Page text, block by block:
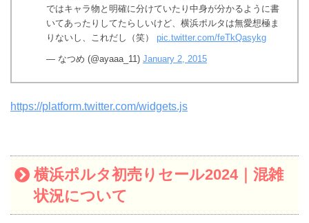
ではキャラ物と明確に分けていたり中身が分かるように書
いてあったりしてたらしいけど、横浜ポルタは無愛想極ま
りないし、これだし（笑） pic.twitter.com/feTkQasykg
— なつめ (@ayaaa_11) January 2, 2015
https://platform.twitter.com/widgets.js
横浜ポルタ初売りセール2024｜混雑
状況について